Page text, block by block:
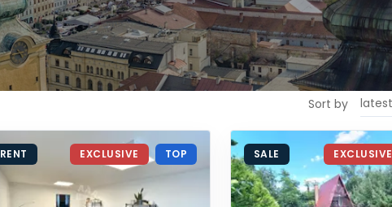
Sort by
RENT EXCLUSIVE TOP SALE EXCLUSIVE